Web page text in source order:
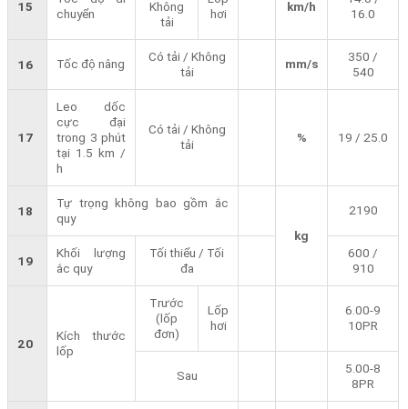
15
chuyển
Không
tải
hơi
km/h
16.0
16 Tốc độ nâng
Có tải / Không
tải
mm/s
350 /
540
17
Leo dốc
cực đại
trong 3 phút
tại 1.5 km /
h
Có tải / Không
tải
% 19 / 25.0
18
Tự trọng không bao gồm ắc
quy
kg
2190
19
Khối lượng
ắc quy
Tối thiểu / Tối
đa
600 /
910
20
Kích thước
lốp
Trước
(lốp
đơn)
Lốp
hơi
6.00-9
10PR
Sau
5.00-8
8PR